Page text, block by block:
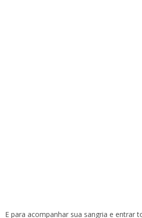
E para acompanhar sua sangria e entrar